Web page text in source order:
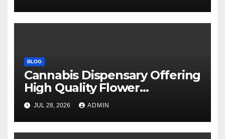
BLOG
Cannabis Dispensary Offering
High Quality Flower
Selections
JUL 28, 2026 ADMIN